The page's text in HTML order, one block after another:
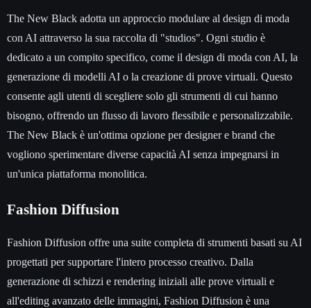
The New Black adotta un approccio modulare al design di moda
con AI attraverso la sua raccolta di "studios". Ogni studio è
dedicato a un compito specifico, come il design di moda con AI, la
generazione di modelli AI o la creazione di prove virtuali. Questo
consente agli utenti di scegliere solo gli strumenti di cui hanno
bisogno, offrendo un flusso di lavoro flessibile e personalizzabile.
The New Black è un'ottima opzione per designer e brand che
vogliono sperimentare diverse capacità AI senza impegnarsi in
un'unica piattaforma monolitica.
Fashion Diffusion
Fashion Diffusion offre una suite completa di strumenti basati su AI
progettati per supportare l'intero processo creativo. Dalla
generazione di schizzi e rendering iniziali alle prove virtuali e
all'editing avanzato delle immagini, Fashion Diffusion è una